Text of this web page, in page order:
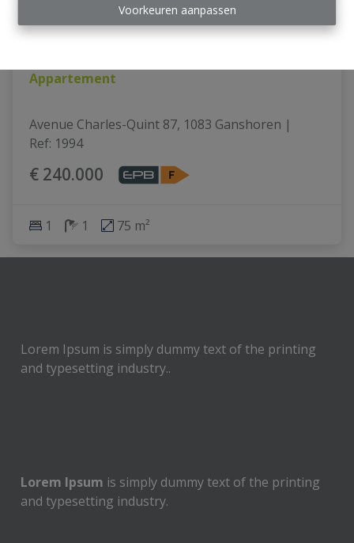
Voorkeuren aanpassen
Appartement
Avenue Charles-Quint 87, 1083 Ganshoren |
Ref: 1994
€ 240.000
1 1 75 m²
Lorem Ipsum is simply dummy text of the printing
and typesetting industry..
Lorem Ipsum is simply dummy text of the printing
and typesetting industry.